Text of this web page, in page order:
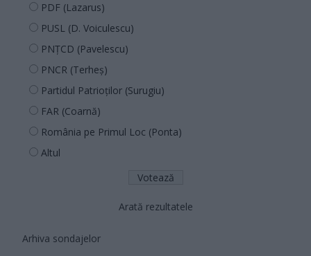
PDF (Lazarus)
PUSL (D. Voiculescu)
PNȚCD (Pavelescu)
PNCR (Terheș)
Partidul Patrioților (Surugiu)
FAR (Coarnă)
România pe Primul Loc (Ponta)
Altul
Arată rezultatele
Arhiva sondajelor